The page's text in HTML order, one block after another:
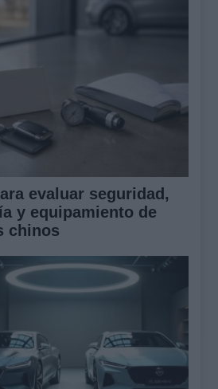
evaluar seguridad,
y equipamiento de
chinos